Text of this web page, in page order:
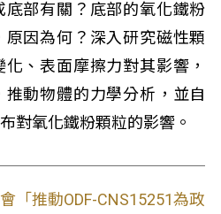
部有關？底部的氧化鐵粉
因為何？深入研究磁性顆
、表面摩擦力對其影響，
動物體的力學分析，並自
對氧化鐵粉顆粒的影響。
「推動ODF-CNS15251為政